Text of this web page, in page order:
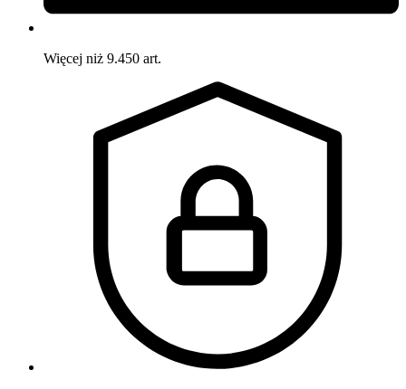
Więcej niż 9.450 art.